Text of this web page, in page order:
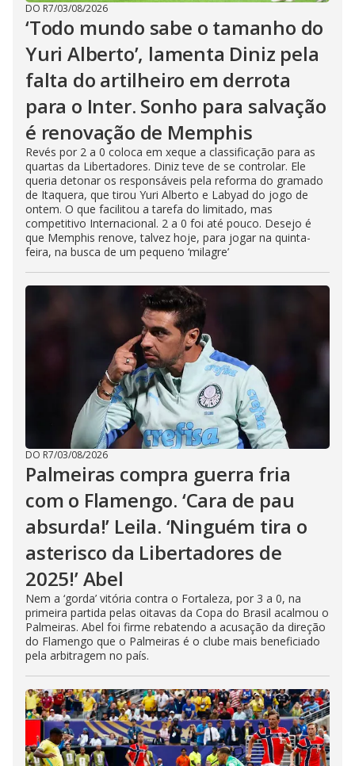
DO R7/03/08/2026
‘Todo mundo sabe o tamanho do
Yuri Alberto’, lamenta Diniz pela
falta do artilheiro em derrota
para o Inter. Sonho para salvação
é renovação de Memphis
Revés por 2 a 0 coloca em xeque a classificação para as
quartas da Libertadores. Diniz teve de se controlar. Ele
queria detonar os responsáveis pela reforma do gramado
de Itaquera, que tirou Yuri Alberto e Labyad do jogo de
ontem. O que facilitou a tarefa do limitado, mas
competitivo Internacional. 2 a 0 foi até pouco. Desejo é
que Memphis renove, talvez hoje, para jogar na quinta-
feira, na busca de um pequeno ‘milagre’
DO R7/03/08/2026
Palmeiras compra guerra fria
com o Flamengo. ‘Cara de pau
absurda!’ Leila. ‘Ninguém tira o
asterisco da Libertadores de
2025!’ Abel
Nem a ‘gorda’ vitória contra o Fortaleza, por 3 a 0, na
primeira partida pelas oitavas da Copa do Brasil acalmou o
Palmeiras. Abel foi firme rebatendo a acusação da direção
do Flamengo que o Palmeiras é o clube mais beneficiado
pela arbitragem no país.